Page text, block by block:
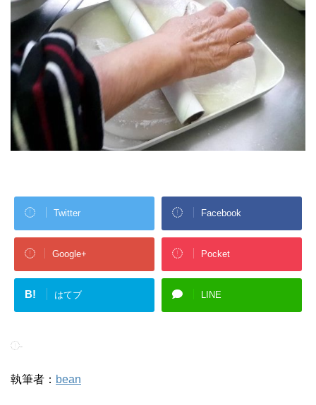
Twitter Facebook
Google+ Pocket
B! はてブ LINE
-
執筆者： bean